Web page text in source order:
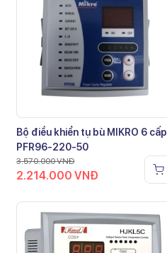
Bộ điều khiển tụ bù MIKRO 6 cấp
PFR96-220-50
3.570.000VNĐ
2.214.000VNĐ